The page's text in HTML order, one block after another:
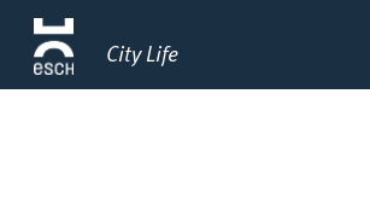
City Life